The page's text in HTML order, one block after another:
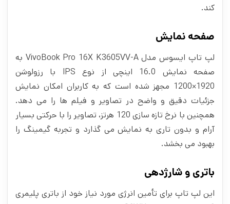
کند.
صفحه نمایش
لپ تاپ ایسوس مدل VivoBook Pro 16X K3605VV-A به
صفحه نمایش 16.0 اینچی از نوع IPS با رزولوشن
1920×1200 مجهز شده است که به کاربران امکان نمایش
جزئیات دقیق و واضح در تصاویر و فیلم‌ ها را می‌ دهد.
همچنین با نرخ تازه سازی 120 هرتز، تصاویر را با حرکتی بسیار
آرام و بدون تاری به نمایش می گذارد و تجربه گیمینگ را
بهبود می بخشد.
باتری و شارژدهی
این لپ تاپ برای تأمین انرژی مورد نیاز خود از باتری پلیمری